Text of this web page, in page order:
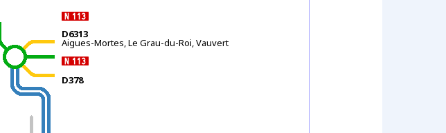
D6313
Aigues-Mortes, Le Grau-du-Roi, Vauvert
D378